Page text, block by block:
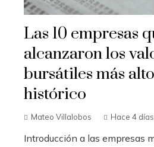
Las 10 empresas
alcanzaron los
bursátiles más
histórico
Mateo Villalobos Hace 4 días
Introducción a las empresas